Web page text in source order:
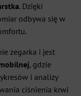
. Dzięki
odbywa się w
zegarka i jest
, gdzie
i analizy
ciśnienia krwi